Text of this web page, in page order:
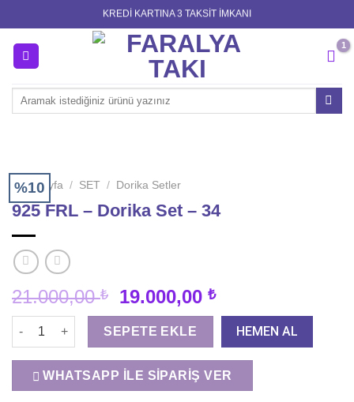
to
content
KREDİ KARTINA 3 TAKSİT İMKANI
Ara:
%10
Ana Sayfa / SET / Dorika Setler
925 FRL – Dorika Set – 34
21.000,00₺
Orijinal
fiyat:
21.000,00 ₺.
19.000,00₺Şu
andaki
fiyat:
19.000,00 ₺.
925 FRL - Dorika Set - 34 adet
SEPETE EKLE
WHATSAPP İLE SIPARIŞ VER
HEMEN AL